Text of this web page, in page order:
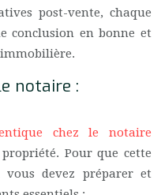
post-vente, chaque
conclusion en bonne et
notaire :
chez le notaire
Pour que cette
vous devez préparer et